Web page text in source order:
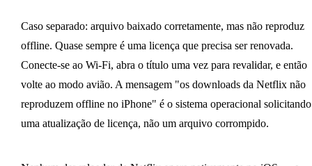
Caso separado: arquivo baixado corretamente, mas não reproduz
offline. Quase sempre é uma licença que precisa ser renovada.
Conecte-se ao Wi-Fi, abra o título uma vez para revalidar, e então
volte ao modo avião. A mensagem "os downloads da Netflix não
reproduzem offline no iPhone" é o sistema operacional solicitando
uma atualização de licença, não um arquivo corrompido.